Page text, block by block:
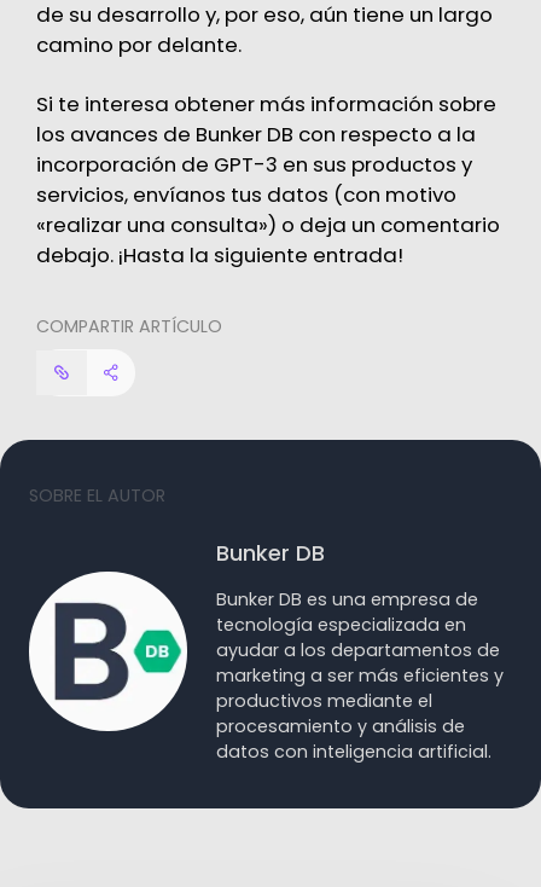
de su desarrollo y, por eso, aún tiene un largo
camino por delante.
Si te interesa obtener más información sobre
los avances de Bunker DB con respecto a la
incorporación de GPT-3 en sus productos y
servicios, envíanos tus datos (con motivo
«realizar una consulta») o deja un comentario
debajo. ¡Hasta la siguiente entrada!
COMPARTIR ARTÍCULO
SOBRE EL AUTOR
Bunker DB
Bunker DB es una empresa de
tecnología especializada en
ayudar a los departamentos de
marketing a ser más eficientes y
productivos mediante el
procesamiento y análisis de
datos con inteligencia artificial.